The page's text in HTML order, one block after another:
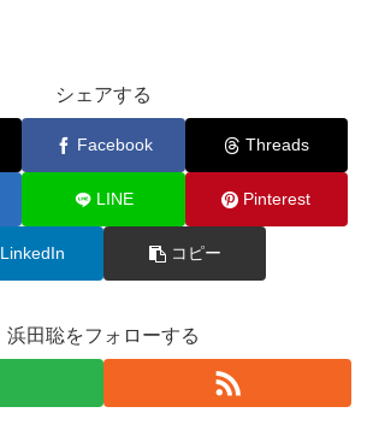
シェアする
Facebook Threads
LINE Pinterest
LinkedIn コピー
浜田聡をフォローする